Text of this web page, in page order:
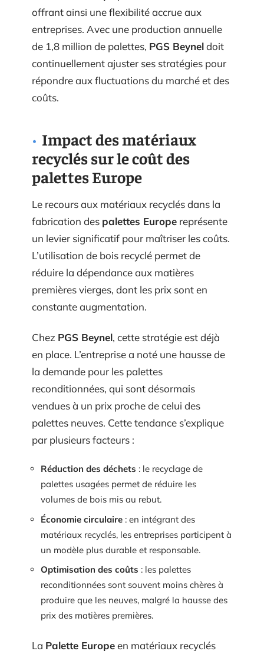
offrant ainsi une flexibilité accrue aux
entreprises. Avec une production annuelle
de 1,8 million de palettes, PGS Beyneldoit
continuellement ajuster ses stratégies pour
répondre aux fluctuations du marché et des
coûts.
Impact des matériaux
recyclés sur le coût des
palettes Europe
Le recours aux matériaux recyclés dans la
fabrication des palettes Europe représente
un levier significatif pour maîtriser les coûts.
L’utilisation de bois recyclé permet de
réduire la dépendance aux matières
premières vierges, dont les prix sont en
constante augmentation.
Chez PGS Beynel, cette stratégie est déjà
en place. L’entreprise a noté une hausse de
la demande pour les palettes
reconditionnées, qui sont désormais
vendues à un prix proche de celui des
palettes neuves. Cette tendance s’explique
par plusieurs facteurs :
Réduction des déchets : le recyclage de
palettes usagées permet de réduire les
volumes de bois mis au rebut.
Économie circulaire : en intégrant des
matériaux recyclés, les entreprises participent à
un modèle plus durable et responsable.
Optimisation des coûts : les palettes
reconditionnées sont souvent moins chères à
produire que les neuves, malgré la hausse des
prix des matières premières.
La Palette Europeen matériaux recyclés